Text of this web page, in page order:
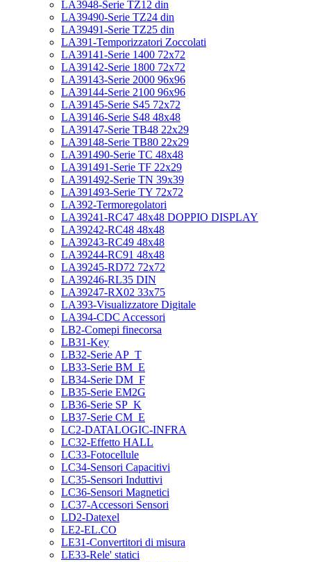
LA3948-Serie TZ12 din
LA39490-Serie TZ24 din
LA39491-Serie TZ25 din
LA391-Temporizzatori Zoccolati
LA39141-Serie 1400 72x72
LA39142-Serie 1800 72x72
LA39143-Serie 2000 96x96
LA39144-Serie 2100 96x96
LA39145-Serie S45 72x72
LA39146-Serie S48 48x48
LA39147-Serie TB48 22x29
LA39148-Serie TB80 22x29
LA391490-Serie TC 48x48
LA391491-Serie TF 22x29
LA391492-Serie TN 39x39
LA391493-Serie TY 72x72
LA392-Termoregolatori
LA39241-RC47 48x48 DOPPIO DISPLAY
LA39242-RC48 48x48
LA39243-RC49 48x48
LA39244-RC91 48x48
LA39245-RD72 72x72
LA39246-RL35 DIN
LA39247-RX02 33x75
LA393-Visualizzatore Digitale
LA394-CDC Accessori
LB2-Comepi finecorsa
LB31-Key
LB32-Serie AP_T
LB33-Serie BM_E
LB34-Serie DM_F
LB35-Serie EM2G
LB36-Serie SP_K
LB37-Serie CM_E
LC2-DATALOGIC-INFRA
LC32-Effetto HALL
LC33-Fotocellule
LC34-Sensori Capacitivi
LC35-Sensori Induttivi
LC36-Sensori Magnetici
LC37-Accessori Sensori
LD2-Datexel
LE2-EL.CO
LE31-Convertitori di misura
LE33-Rele' statici